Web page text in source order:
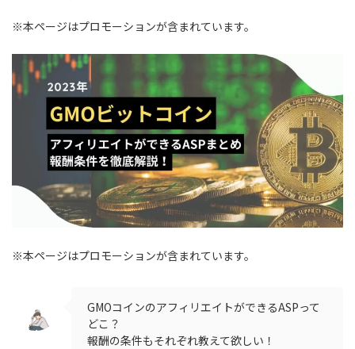
※本ページはプロモーションが含まれています。
※本ページはプロモーションが含まれています。
GMOコインのアフィリエイトができるASPって
どこ？
報酬の条件もそれぞれ教えて欲しい！